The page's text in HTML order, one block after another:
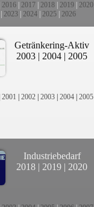
2016 2017 2018 2019 2020
2023| 2024| 2025| 2026
Getränkering-Aktiv
2003 | 2004 | 2005
2001 | 2002 | 2003 | 2004 | 2005
Industriebedarf
2018 | 2019 | 2020